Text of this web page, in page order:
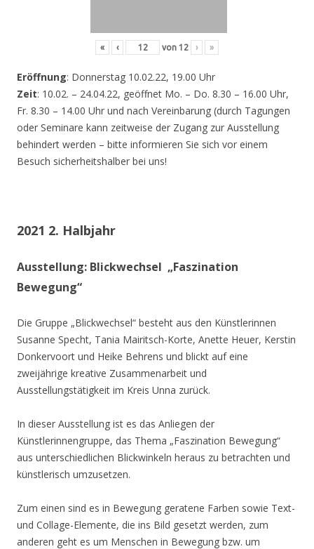
« ‹ von 12 › »
Eröffnung: Donnerstag 10.02.22, 19.00 Uhr
Zeit: 10.02. – 24.04.22, geöffnet Mo. – Do. 8.30 – 16.00 Uhr,
Fr. 8.30 – 14.00 Uhr und nach Vereinbarung (durch Tagungen
oder Seminare kann zeitweise der Zugang zur Ausstellung
behindert werden – bitte informieren Sie sich vor einem
Besuch sicherheitshalber bei uns!
2021 2. Halbjahr
Ausstellung: Blickwechsel „Faszination
Bewegung“
Die Gruppe „Blickwechsel“ besteht aus den Künstlerinnen
Susanne Specht, Tania Mairitsch-Korte, Anette Heuer, Kerstin
Donkervoort und Heike Behrens und blickt auf eine
zweijährige kreative Zusammenarbeit und
Ausstellungstätigkeit im Kreis Unna zurück.
In dieser Ausstellung ist es das Anliegen der
Künstlerinnengruppe, das Thema „Faszination Bewegung“
aus unterschiedlichen Blickwinkeln heraus zu betrachten und
künstlerisch umzusetzen.
Zum einen sind es in Bewegung geratene Farben sowie Text-
und Collage-Elemente, die ins Bild gesetzt werden, zum
anderen geht es um Menschen in Bewegung bzw. um